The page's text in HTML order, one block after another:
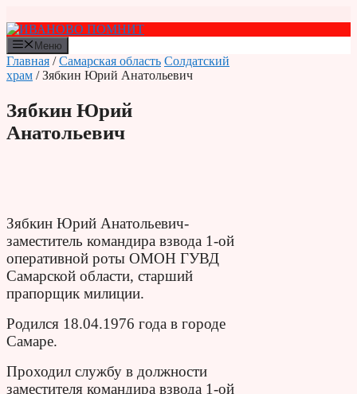
к
содержимому
Меню
Главная /Самарская область Солдатский
храм / Зябкин Юрий Анатольевич
Зябкин Юрий
Анатольевич
Зябкин Юрий Анатольевич-
заместитель командира взвода 1-ой
оперативной роты ОМОН ГУВД
Самарской области, старший
прапорщик милиции.
Родился 18.04.1976 года в городе
Самаре.
Проходил службу в должности
заместителя командира взвода 1-ой